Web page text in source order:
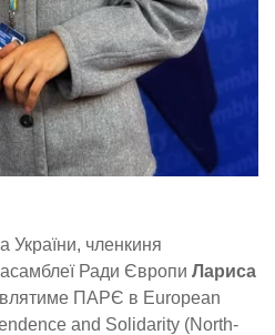
України, членкиня
Ради Європи Лариса
ПАРЄ в European
and Solidarity (North-